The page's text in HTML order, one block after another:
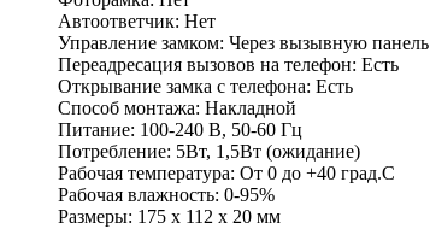
Автоответчик: Нет
Управление замком: Через вызывную панель
Переадресация вызовов на телефон: Есть
Открывание замка с телефона: Есть
Способ монтажа: Накладной
Питание: 100-240 В, 50-60 Гц
Потребление: 5Вт, 1,5Вт (ожидание)
Рабочая температура: От 0 до +40 град.С
Рабочая влажность: 0-95%
Размеры: 175 x 112 x 20 мм